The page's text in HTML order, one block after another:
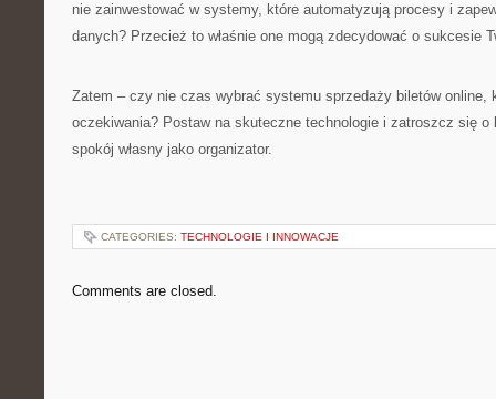
nie zainwestować w systemy, które automatyzują procesy i
danych? Przecież to właśnie one mogą zdecydować o sukcesie
Zatem – czy nie czas wybrać systemu sprzedaży biletów online,
oczekiwania? Postaw na skuteczne technologie i zatroszcz się
spokój własny jako organizator.
CATEGORIES: TECHNOLOGIE I INNOWACJE
Comments are closed.